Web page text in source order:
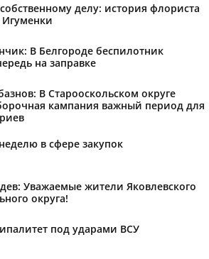
делу: история флориста
В Белгороде беспилотник
на заправке
В Старооскольском округе
кампания важный период для
в сфере закупок
Уважаемые жители Яковлевского
округа!
под ударами ВСУ